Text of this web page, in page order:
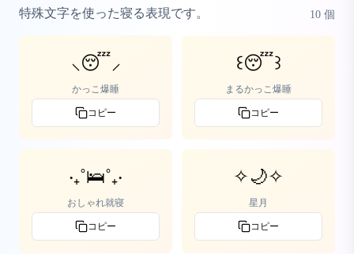
特殊文字を使った寝る表現です。 10 個
⸜😴⸝
かっこ爆睡
コピー
꒰😴꒱
まるかっこ爆睡
コピー
‧₊˚🛌˚₊‧
おしゃれ就寝
コピー
✧🌙✧
星月
コピー